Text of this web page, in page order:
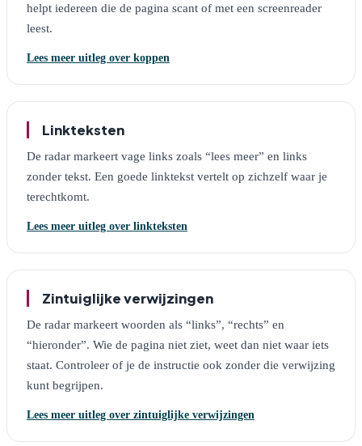
helpt iedereen die de pagina scant of met een screenreader
leest.
Lees meer uitleg over koppen
Linkteksten
De radar markeert vage links zoals “lees meer” en links
zonder tekst. Een goede linktekst vertelt op zichzelf waar je
terechtkomt.
Lees meer uitleg over linkteksten
Zintuiglijke verwijzingen
De radar markeert woorden als “links”, “rechts” en
“hieronder”. Wie de pagina niet ziet, weet dan niet waar iets
staat. Controleer of je de instructie ook zonder die verwijzing
kunt begrijpen.
Lees meer uitleg over zintuiglijke verwijzingen